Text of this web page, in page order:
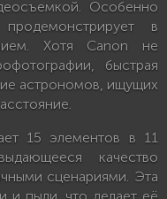
Особенно
в
Хотя Canon не
быстрая
астрономов, ищущих
15 элементов в 11
качество
сценариями. Эта